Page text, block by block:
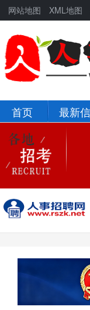
网站地图 XML地图
首页 最新
北京
宁夏
甘肃
河北
湖北
江苏
国考